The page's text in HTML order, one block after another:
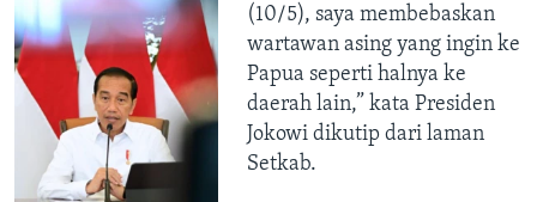
(10/5), saya membebaskan
wartawan asing yang ingin ke
Papua seperti halnya ke
daerah lain,” kata Presiden
Jokowi dikutip dari laman
Setkab.